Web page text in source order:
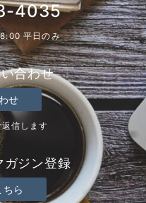
4035
平日のみ
合わせ
せ
信します
ジン登録
ちら